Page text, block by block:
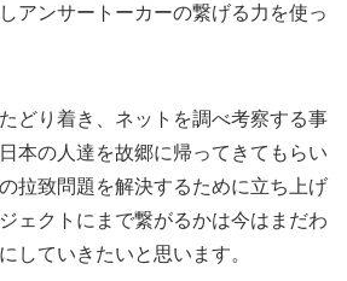
アンサートーカーの繋げる力を使っ
どり着き、ネットを調べ考察する事
本の人達を故郷に帰ってきてもらい
拉致問題を解決するために立ち上げ
ェクトにまで繋がるかは今はまだわ
していきたいと思います。